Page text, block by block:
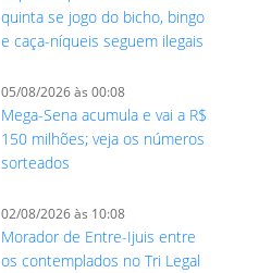
quinta se jogo do bicho, bingo
e caça-níqueis seguem ilegais
05/08/2026 às 00:08
Mega-Sena acumula e vai a R$
150 milhões; veja os números
sorteados
02/08/2026 às 10:08
Morador de Entre-Ijuis entre
os contemplados no Tri Legal